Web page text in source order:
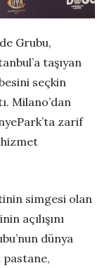
Grubu,
taşıyan
seçkin
Milano’dan
zarif
simgesi olan
açılışını
dünya
pastane,